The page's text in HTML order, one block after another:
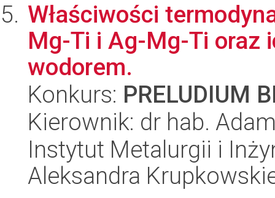
Właściwości
Mg-Ti i Ag-Mg-Ti oraz
wodorem.
Konkurs: PRELUDIUM
Kierownik: dr hab.
Instytut Metalurgii i
Aleksandra